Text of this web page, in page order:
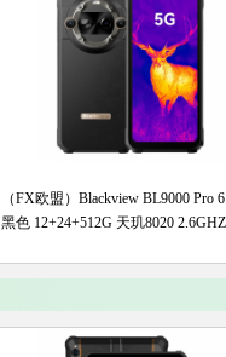
（FX欧盟）Blackview BL9000 Pro
黑色 12+24+512G 天玑8020